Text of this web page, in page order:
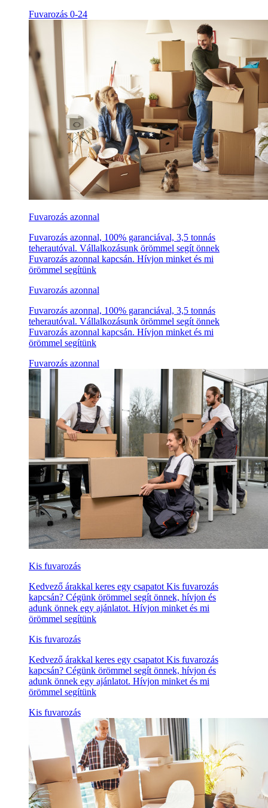
Fuvarozás 0-24
Fuvarozás azonnal
Fuvarozás azonnal, 100% garanciával, 3,5 tonnás
teherautóval. Vállalkozásunk örömmel segít önnek
Fuvarozás azonnal kapcsán. Hívjon minket és mi
örömmel segítünk
Fuvarozás azonnal
Fuvarozás azonnal, 100% garanciával, 3,5 tonnás
teherautóval. Vállalkozásunk örömmel segít önnek
Fuvarozás azonnal kapcsán. Hívjon minket és mi
örömmel segítünk
Fuvarozás azonnal
Kis fuvarozás
Kedvező árakkal keres egy csapatot Kis fuvarozás
kapcsán? Cégünk örömmel segít önnek, hívjon és
adunk önnek egy ajánlatot. Hívjon minket és mi
örömmel segítünk
Kis fuvarozás
Kedvező árakkal keres egy csapatot Kis fuvarozás
kapcsán? Cégünk örömmel segít önnek, hívjon és
adunk önnek egy ajánlatot. Hívjon minket és mi
örömmel segítünk
Kis fuvarozás